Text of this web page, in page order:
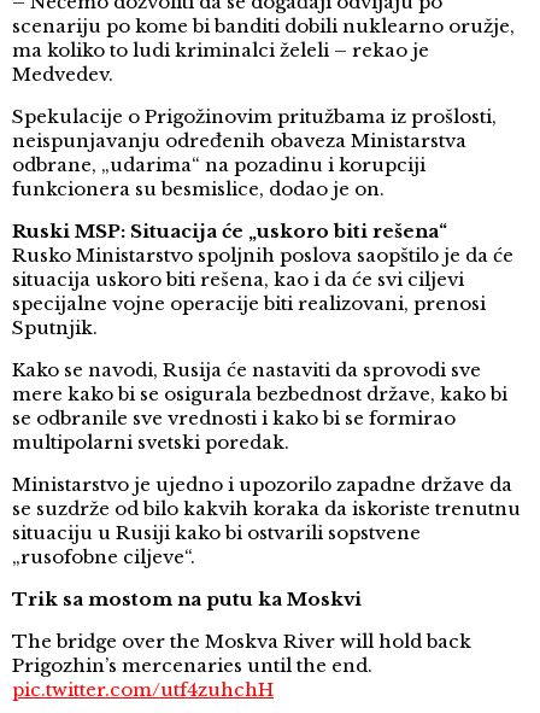
scenariju po kome bi banditi dobili nuklearno oružje,
ma koliko to ludi kriminalci želeli – rekao je
Medvedev.
Spekulacije o Prigožinovim pritužbama iz prošlosti,
neispunjavanju određenih obaveza Ministarstva
odbrane, „udarima“ na pozadinu i korupciji
funkcionera su besmislice, dodao je on.
Ruski MSP: Situacija će „uskoro biti rešena“
Rusko Ministarstvo spoljnih poslova saopštilo je da će
situacija uskoro biti rešena, kao i da će svi ciljevi
specijalne vojne operacije biti realizovani, prenosi
Sputnjik.
Kako se navodi, Rusija će nastaviti da sprovodi sve
mere kako bi se osigurala bezbednost države, kako bi
se odbranile sve vrednosti i kako bi se formirao
multipolarni svetski poredak.
Ministarstvo je ujedno i upozorilo zapadne države da
se suzdrže od bilo kakvih koraka da iskoriste trenutnu
situaciju u Rusiji kako bi ostvarili sopstvene
„rusofobne ciljeve“.
Trik sa mostom na putu ka Moskvi
The bridge over the Moskva River will hold back
Prigozhin’s mercenaries until the end.
pic.twitter.com/utf4zuhchH